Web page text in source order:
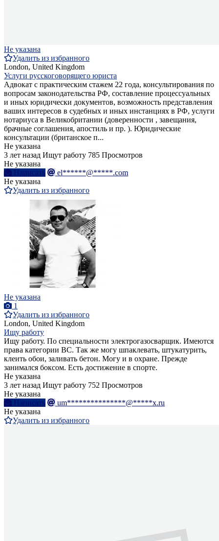
Не указана
Удалить из избранного
London, United Kingdom
Услуги русскоговорящего юриста
Адвокат с практическим стажем 22 года, консультирования по
вопросам законодательства РФ, составление процессуальных
и иных юридически документов, возможность представления
ваших интересов в судебных и иных инстанциях в РФ, услуги
нотариуса в Великобритании (доверенности , завещания,
брачные соглашения, апостиль и пр. ). Юридические
консультации (британское п...
Не указана
3 лет назад Ищут работу 785 Просмотров
Не указана
Написать
el******@*****.com
Не указана
Удалить из избранного
Не указана
1
Удалить из избранного
London, United Kingdom
Ищу работу
Ищу работу. По специальности электрогазосварщик. Имеются
права категории ВС. Так же могу шпаклевать, штукатурить,
клеить обои, заливать бетон. Могу и в охране. Прежде
занимался боксом. Есть достижение в спорте.
Не указана
3 лет назад Ищут работу 752 Просмотров
Не указана
Написать
um***************@*****x.ru
Не указана
Удалить из избранного